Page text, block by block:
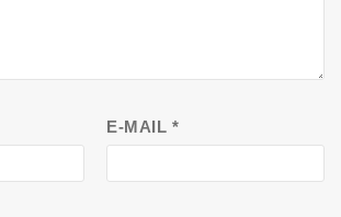
E-MAIL*